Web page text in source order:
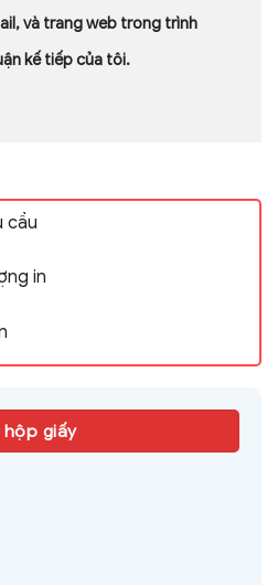
cầu
in
hộp giấy
và trang web trong trình
kế tiếp của tôi.